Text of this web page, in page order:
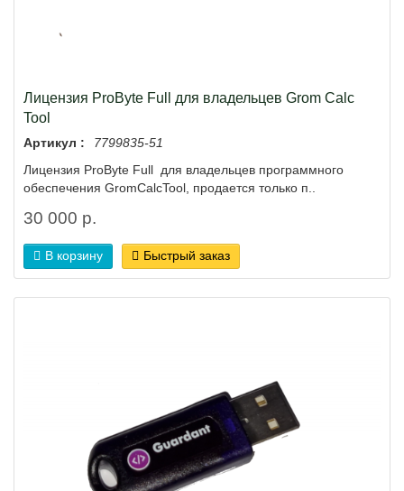
Лицензия ProByte Full для владельцев Grom Calc
Tool
Артикул :
7799835-51
Лицензия ProByte Full для владельцев программного
обеспечения GromCalcTool, продается только п..
30 000 р.
В корзину Быстрый заказ